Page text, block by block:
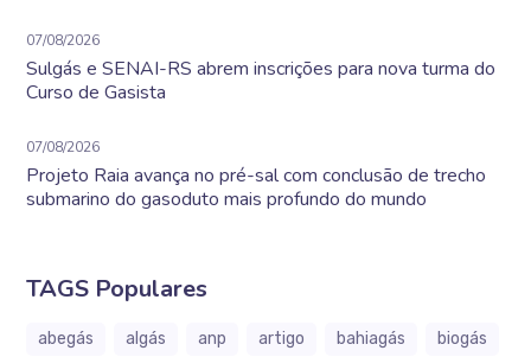
07/08/2026
Sulgás e SENAI-RS abrem inscrições para nova turma do
Curso de Gasista
07/08/2026
Projeto Raia avança no pré-sal com conclusão de trecho
submarino do gasoduto mais profundo do mundo
TAGS Populares
abegás algás anp artigo bahiagás
biogás